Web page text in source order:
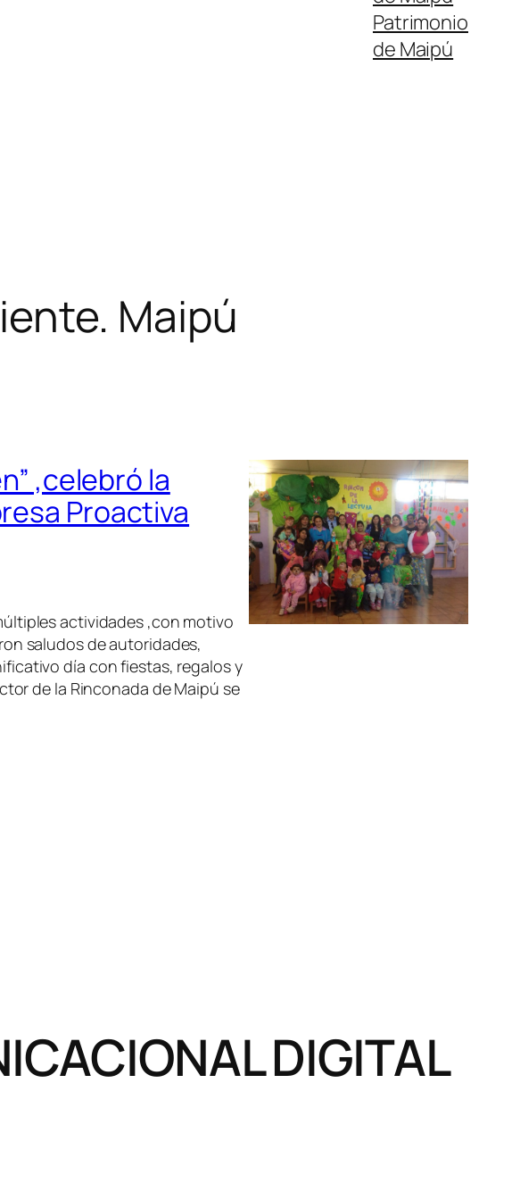
Patrimonio
de Maipú
Maipú
,celebró la
Proactiva
actividades ,con motivo
saludos de autoridades,
día con fiestas, regalos y
de la Rinconada de Maipú se
DIGITAL